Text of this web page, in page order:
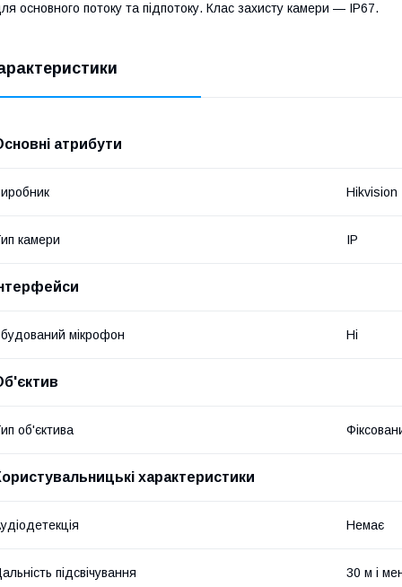
основного потоку та підпотоку. Клас захисту камери — IP67.
атрибути
Hikvision
камери IP
мікрофон Ні
об'єктива
характеристики
Немає
підсвічування 30 м і